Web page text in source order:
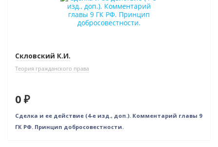
Скловский К.И.
Теория гражданского права
0 ₽
Сделка и ее действие (4-е изд., доп.). Комментарий главы 9
ГК РФ. Принцип добросовестности.